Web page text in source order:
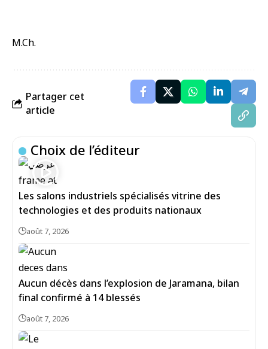
M.Ch.
Partager cet
article
Choix de l’éditeur
Les salons industriels spécialisés vitrine des
technologies et des produits nationaux
août 7, 2026
Aucun décès dans l’explosion de Jaramana, bilan
final confirmé à 14 blessés
août 7, 2026